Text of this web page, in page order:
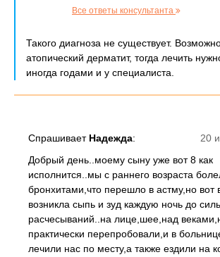
Все ответы консультанта
Такого диагноза не существует.
атопический дерматит, тогда лечить
иногда годами и у специалиста.
20
Спрашивает Надежда:
Добрый день..моему сыну уже вот 8 как
исполнится..мы с раннего возраста
бронхитами,что перешло в астму,но вот
возникла сыпь и зуд каждую ночь до
расчесываний..на лице,шее,над
практически перепробовали,и в
лечили нас по месту,а также ездили на